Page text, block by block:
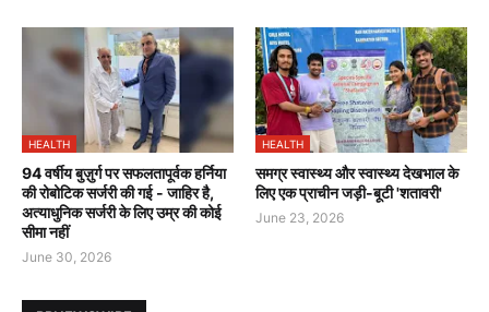
HEALTH
94 वर्षीय बुज़ुर्ग पर सफलतापूर्वक हर्निया
की रोबोटिक सर्जरी की गई - जाहिर है,
अत्याधुनिक सर्जरी के लिए उम्र की कोई
सीमा नहीं
June 30, 2026
HEALTH
समग्र स्वास्थ्य और स्वास्थ्य देखभाल के
लिए एक प्राचीन जड़ी-बूटी 'शतावरी'
June 23, 2026